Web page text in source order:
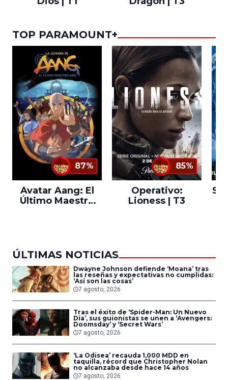
TOP PARAMOUNT+
87%
Avatar Aang: El
Último Maestro
85%
Operativo:
Lioness | T3
ÚLTIMAS NOTICIAS
Dwayne Johnson defiende ‘Moana’ tras
las reseñas y expectativas no cumplidas:
‘Así son las cosas’
7 agosto, 2026
Tras el éxito de ‘Spider-Man: Un Nuevo
Día’, sus guionistas se unen a ‘Avengers:
Doomsday’ y ‘Secret Wars’
7 agosto, 2026
‘La Odisea’ recauda 1,000 MDD en
taquilla, récord que Christopher Nolan
no alcanzaba desde hace 14 años
7 agosto, 2026